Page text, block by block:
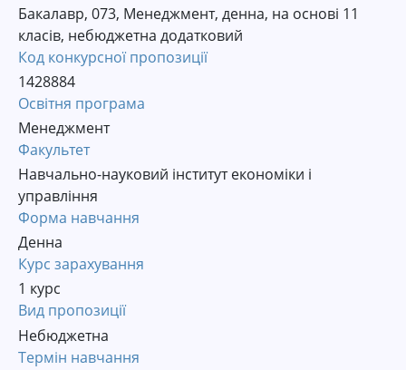
Бакалавр, 073, Менеджмент, денна, на основі 11
класів, небюджетна додатковий
Код конкурсної пропозиції
1428884
Освітня програма
Менеджмент
Факультет
Навчально-науковий інститут економіки і
управління
Форма навчання
Денна
Курс зарахування
1 курс
Вид пропозиції
Небюджетна
Термін навчання